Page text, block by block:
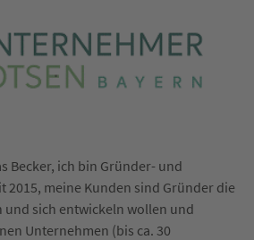
Becker, ich bin Gründer- und
2015, meine Kunden sind Gründer die
und sich entwickeln wollen und
Unternehmen (bis ca. 30